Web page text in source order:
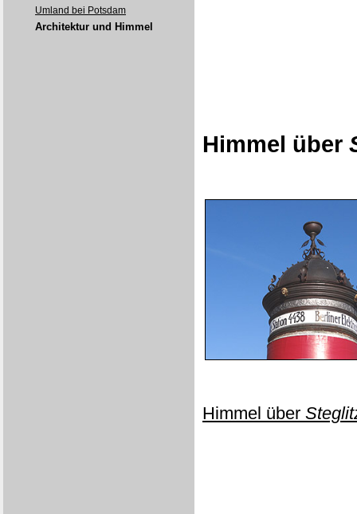
Umland bei Potsdam
Architektur und Himmel
Himmel über
Himmel über